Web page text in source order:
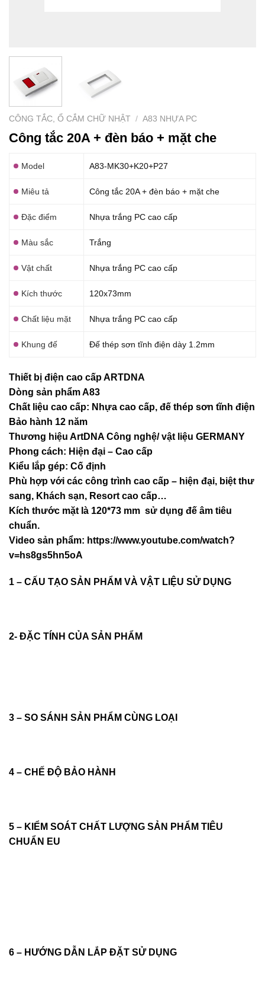
CÔNG TẮC, Ổ CẮM CHỮ NHẬT / A83 NHỰA PC
Công tắc 20A + đèn báo + mặt che
Model A83-MK30+K20+P27
Miêu tả Công tắc 20A + đèn báo + mặt che
Đặc điểm Nhựa trắng PC cao cấp
Màu sắc Trắng
Vật chất Nhựa trắng PC cao cấp
Kích thước 120x73mm
Chất liệu mặt Nhựa trắng PC cao cấp
Khung đế Đế thép sơn tĩnh điện dày 1.2mm
Thiết bị điện cao cấp ARTDNA
Dòng sản phẩm A83
Chất liệu cao cấp: Nhựa cao cấp, đế thép sơn tĩnh điện
Bảo hành 12 năm
Thương hiệu ArtDNA Công nghệ/ vật liệu GERMANY
Phong cách: Hiện đại – Cao cấp
Kiểu lắp gép: Cố định
Phù hợp với các công trình cao cấp – hiện đại, biệt thư
sang, Khách sạn, Resort cao cấp…
Kích thước mặt là 120*73 mm sử dụng đế âm tiêu
chuẩn.
Video sản phẩm: https://www.youtube.com/watch?
v=hs8gs5hn5oA
1 – CẤU TẠO SẢN PHẨM VÀ VẬT LIỆU SỬ DỤNG
2- ĐẶC TÍNH CỦA SẢN PHẨM
3 – SO SÁNH SẢN PHẨM CÙNG LOẠI
4 – CHẾ ĐỘ BẢO HÀNH
5 – KIỂM SOÁT CHẤT LƯỢNG SẢN PHẨM TIÊU
CHUẨN EU
6 – HƯỚNG DẪN LẮP ĐẶT SỬ DỤNG